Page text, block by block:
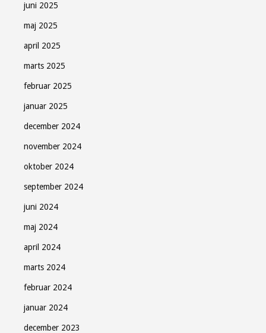
juni 2025
maj 2025
april 2025
marts 2025
februar 2025
januar 2025
december 2024
november 2024
oktober 2024
september 2024
juni 2024
maj 2024
april 2024
marts 2024
februar 2024
januar 2024
december 2023